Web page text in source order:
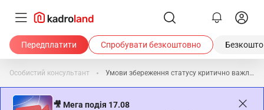
Передплатити Спробувати безкоштовно
Особистий консультант Умови збереження статусу критично важливих підприємств до 2026 року
🎥 Мега подія 17.08